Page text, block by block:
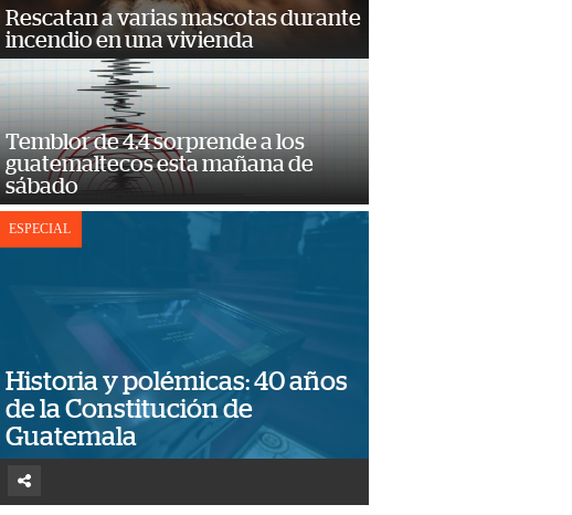
Rescatan a varias mascotas durante
incendio en una vivienda
Temblor de 4.4 sorprende a los
guatemaltecos esta mañana de
sábado
ESPECIAL
Historia y polémicas: 40 años
de la Constitución de
Guatemala